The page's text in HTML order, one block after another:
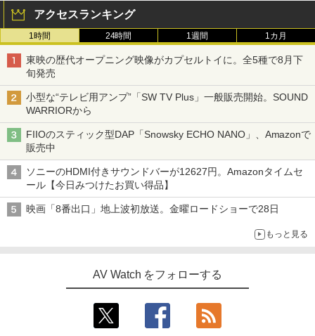
アクセスランキング
1時間 24時間 1週間 1カ月
東映の歴代オープニング映像がカプセルトイに。全5種で8月下
旬発売
小型な“テレビ用アンプ”「SW TV Plus」一般販売開始。SOUND
WARRIORから
FIIOのスティック型DAP「Snowsky ECHO NANO」、Amazonで
販売中
ソニーのHDMI付きサウンドバーが12627円。Amazonタイムセ
ール【今日みつけたお買い得品】
映画「8番出口」地上波初放送。金曜ロードショーで28日
もっと見る
AV Watch をフォローする